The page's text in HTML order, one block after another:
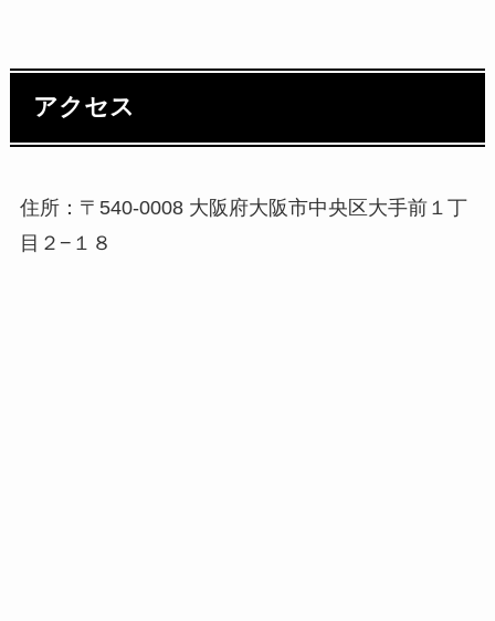
アクセス
住所：〒540-0008 大阪府大阪市中央区大手前１丁
目２−１８